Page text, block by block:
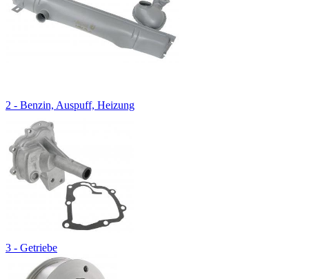
2 - Benzin, Auspuff, Heizung
3 - Getriebe